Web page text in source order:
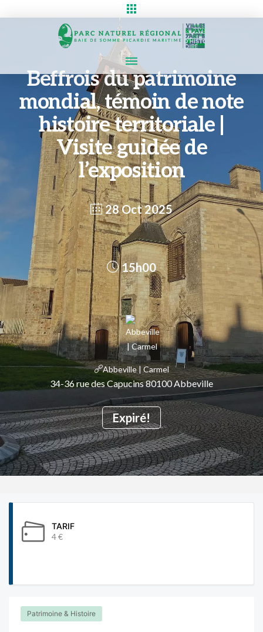
Beffrois du patrimoine
mondial, témoin de note
histoire territoriale |
Visite guidée de
l’exposition
28 Oct 2025
Expiré!
15h00
Abbeville | Carmel
34-36 rue des Capucins 80100 Abbeville
TARIF
4 €
Patrimoine & Histoire